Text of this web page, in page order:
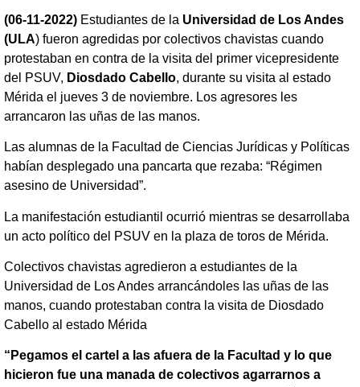
(06-11-2022) Estudiantes de la Universidad de Los Andes
(ULA) fueron agredidas por colectivos chavistas cuando
protestaban en contra de la visita del primer vicepresidente
del PSUV, Diosdado Cabello, durante su visita al estado
Mérida el jueves 3 de noviembre. Los agresores les
arrancaron las uñas de las manos.
Las alumnas de la Facultad de Ciencias Jurídicas y Políticas
habían desplegado una pancarta que rezaba: “Régimen
asesino de Universidad”.
La manifestación estudiantil ocurrió mientras se desarrollaba
un acto político del PSUV en la plaza de toros de Mérida.
Colectivos chavistas agredieron a estudiantes de la
Universidad de Los Andes arrancándoles las uñas de las
manos, cuando protestaban contra la visita de Diosdado
Cabello al estado Mérida
“Pegamos el cartel a las afuera de la Facultad y lo que
hicieron fue una manada de colectivos agarrarnos a